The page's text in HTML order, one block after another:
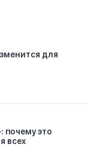
для
почему это
всех